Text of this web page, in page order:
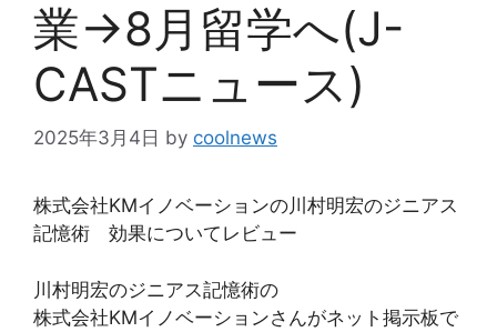
業→8月留学へ(J-
CASTニュース)
2025年3月4日 by coolnews
株式会社KMイノベーションの川村明宏のジニアス
記憶術 効果についてレビュー
川村明宏のジニアス記憶術の
株式会社KMイノベーションさんがネット掲示板で